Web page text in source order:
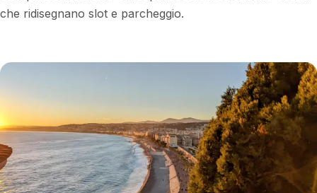
che ridisegnano slot e parcheggio.